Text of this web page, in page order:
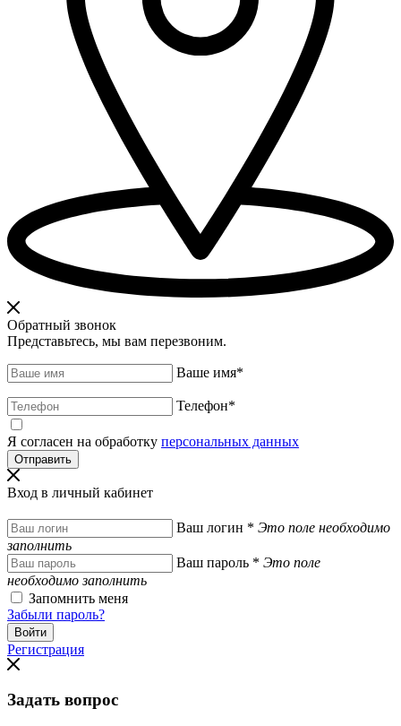
Обратный звонок
Представьтесь, мы вам перезвоним.
Ваше имя*
Телефон*
Я согласен на обработку персональных данных
Вход в личный кабинет
Ваш логин * Это поле необходимо
заполнить
Ваш пароль * Это поле
необходимо заполнить
Запомнить меня
Забыли пароль?
Регистрация
Задать вопрос